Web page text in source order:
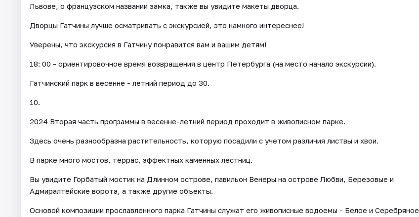
Львове, о французском названии замка, также вы увидите макеты дворца.
Дворцы Гатчины лучше осматривать с экскурсией, это намного интереснее!
Уверены, что экскурсия в Гатчину понравится вам и вашим детям!
18: 00 - ориентировочное время возвращения в центр Петербурга (на место начало экскурсии).
Гатчинский парк в весенне - летний период до 30.
10.
2024 Вторая часть программы в весенне-летний период проходит в живописном парке.
Здесь очень разнообразна растительность, которую посадили с учетом различия листвы и хвои.
В парке много мостов, террас, эффектных каменных лестниц.
Вы увидите Горбатый мостик на Длинном острове, павильон Венеры на острове Любви, Березовые и
Адмиралтейские ворота, а также другие объекты.
Основой композиции прославленного парка Гатчины служат его живописные водоемы - Белое и Серебряное